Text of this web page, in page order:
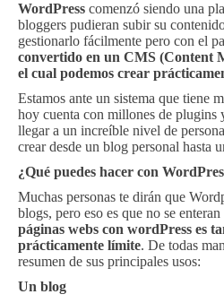
WordPress comenzó siendo una
bloggers pudieran subir su
gestionarlo fácilmente pero con el
convertido en un CMS (Content
el cual podemos crear
Estamos ante un sistema que tiene
hoy cuenta con millones de plugins
llegar a un increíble nivel de
crear desde un blog personal hasta
¿Qué puedes hacer con
Muchas personas te dirán que
blogs, pero eso es que no se
páginas webs con wordPress es
prácticamente límite. De todas
resumen de sus principales usos:
Un blog